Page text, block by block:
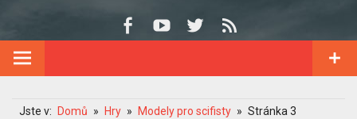
Jste v: Domů Hry Modely pro scifisty Stránka 3